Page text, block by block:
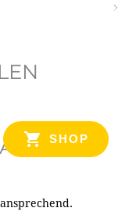
SHOP